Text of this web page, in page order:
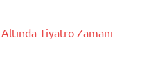
Tiyatro Zamanı